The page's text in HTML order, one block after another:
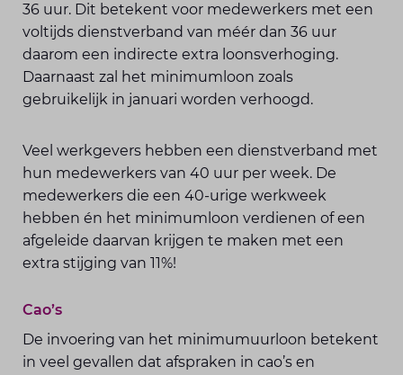
36 uur. Dit betekent voor medewerkers met een
voltijds dienstverband van méér dan 36 uur
daarom een indirecte extra loonsverhoging.
Daarnaast zal het minimumloon zoals
gebruikelijk in januari worden verhoogd.
Veel werkgevers hebben een dienstverband met
hun medewerkers van 40 uur per week. De
medewerkers die een 40-urige werkweek
hebben én het minimumloon verdienen of een
afgeleide daarvan krijgen te maken met een
extra stijging van 11%!
Cao’s
De invoering van het minimumuurloon betekent
in veel gevallen dat afspraken in cao’s en